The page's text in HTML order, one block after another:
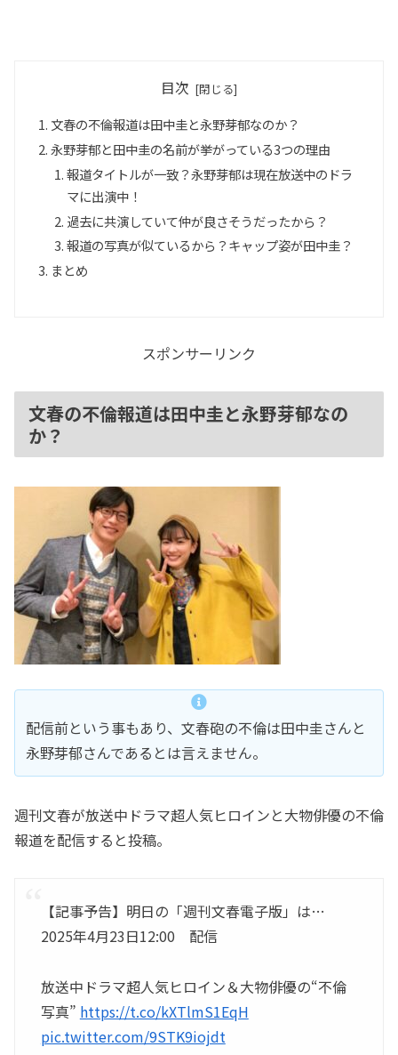
目次
文春の不倫報道は田中圭と永野芽郁なのか？
永野芽郁と田中圭の名前が挙がっている3つの理由
報道タイトルが一致？永野芽郁は現在放送中のドラ
マに出演中！
過去に共演していて仲が良さそうだったから？
報道の写真が似ているから？キャップ姿が田中圭？
まとめ
スポンサーリンク
文春の不倫報道は田中圭と永野芽郁なの
か？
配信前という事もあり、文春砲の不倫は田中圭さんと
永野芽郁さんであるとは言えません。
週刊文春が放送中ドラマ超人気ヒロインと大物俳優の不倫
報道を配信すると投稿。
【記事予告】明日の「週刊文春電子版」は…
2025年4月23日12:00 配信
放送中ドラマ超人気ヒロイン＆大物俳優の“不倫
写真” https://t.co/kXTlmS1EqH
pic.twitter.com/9STK9iojdt